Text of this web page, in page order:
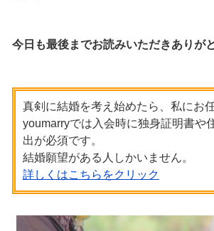
今日も最後までお読みいただきありが
真剣に結婚を考え始めたら、私にお
youmarryでは入会時に独身証明書や
出が必須です。
結婚願望がある人しかいません。
詳しくはこちらをクリック